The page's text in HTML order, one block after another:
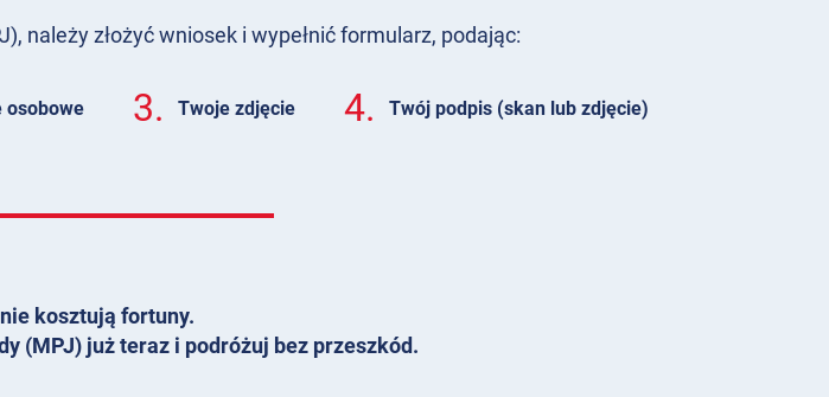
należy złożyć wniosek i wypełnić formularz, podając:
osobowe 3. Twoje zdjęcie 4. Twój podpis (skan lub zdjęcie)
kosztują fortuny.
(MPJ) już teraz i podróżuj bez przeszkód.